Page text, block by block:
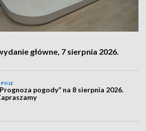
główne, 7 sierpnia 2026.
pogody” na 8 sierpnia 2026.